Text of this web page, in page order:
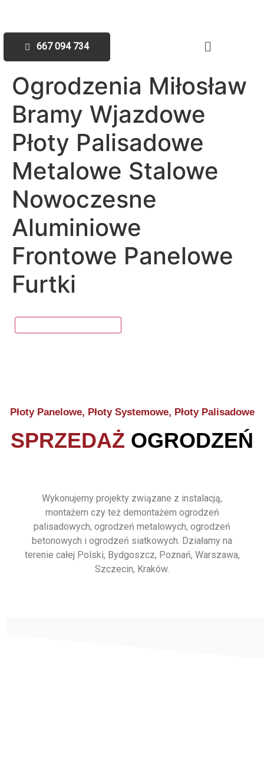
667 094 734
Ogrodzenia Miłosław
Bramy Wjazdowe
Płoty Palisadowe
Metalowe Stalowe
Nowoczesne
Aluminiowe
Frontowe Panelowe
Furtki
Płoty Panelowe, Płoty Systemowe, Płoty Palisadowe
SPRZEDAŻ OGRODZEŃ
Wykonujemy projekty związane z instalacją,
montażem czy też demontażem ogrodzeń
palisadowych, ogrodzeń metalowych, ogrodzeń
betonowych i ogrodzeń siatkowych. Działamy na
terenie całej Polski, Bydgoszcz, Poznań, Warszawa,
Szczecin, Kraków.